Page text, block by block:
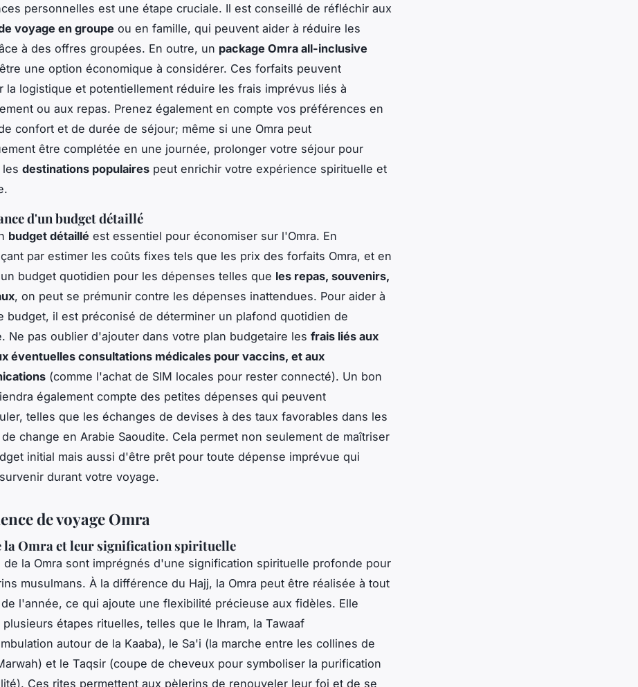
personnelles est une étape cruciale. Il est conseillé de réfléchir aux
voyage en groupe ou en famille, qui peuvent aider à réduire les
à des offres groupées. En outre, un package Omra all-inclusive
une option économique à considérer. Ces forfaits peuvent
la logistique et potentiellement réduire les frais imprévus liés à
ou aux repas. Prenez également en compte vos préférences en
confort et de durée de séjour; même si une Omra peut
être complétée en une journée, prolonger votre séjour pour
destinations populaires peut enrichir votre expérience spirituelle et
d'un budget détaillé
budget détaillé est essentiel pour économiser sur l'Omra. En
par estimer les coûts fixes tels que les prix des forfaits Omra, et en
budget quotidien pour les dépenses telles que les repas, souvenirs,
, on peut se prémunir contre les dépenses inattendues. Pour aider à
budget, il est préconisé de déterminer un plafond quotidien de
Ne pas oublier d'ajouter dans votre plan budgetaire les frais liés aux
éventuelles consultations médicales pour vaccins, et aux
(comme l'achat de SIM locales pour rester connecté). Un bon
également compte des petites dépenses qui peuvent
telles que les échanges de devises à des taux favorables dans les
change en Arabie Saoudite. Cela permet non seulement de maîtriser
initial mais aussi d'être prêt pour toute dépense imprévue qui
durant votre voyage.
de voyage Omra
la Omra et leur signification spirituelle
de la Omra sont imprégnés d'une signification spirituelle profonde pour
musulmans. À la différence du Hajj, la Omra peut être réalisée à tout
l'année, ce qui ajoute une flexibilité précieuse aux fidèles. Elle
plusieurs étapes rituelles, telles que le Ihram, la Tawaaf
autour de la Kaaba), le Sa'i (la marche entre les collines de
et le Taqsir (coupe de cheveux pour symboliser la purification
Ces rites permettent aux pèlerins de renouveler leur foi et de se